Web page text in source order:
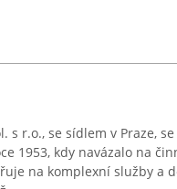
s r.o., se sídlem v Praze,
1953, kdy navázalo na
na komplexní služby a